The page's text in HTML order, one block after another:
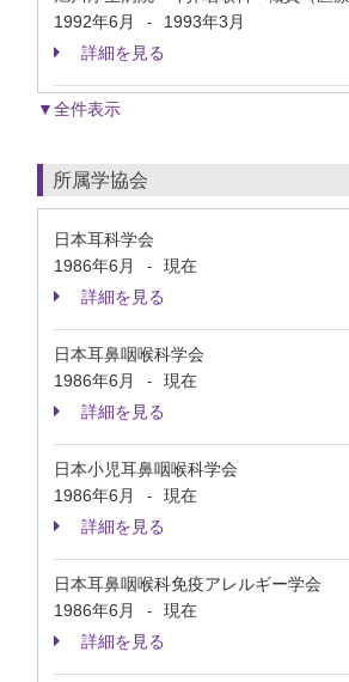
1992年6月
-
1993年3月
詳細を見る
▼全件表示
所属学協会
日本耳科学会
1986年6月
-
現在
詳細を見る
日本耳鼻咽喉科学会
1986年6月
-
現在
詳細を見る
日本小児耳鼻咽喉科学会
1986年6月
-
現在
詳細を見る
日本耳鼻咽喉科免疫アレルギー学会
1986年6月
-
現在
詳細を見る